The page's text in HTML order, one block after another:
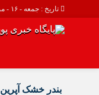
تاریخ : جمعه - ۱۶ - مرداد - ۱۴۰۵
بندر خشک آپرین